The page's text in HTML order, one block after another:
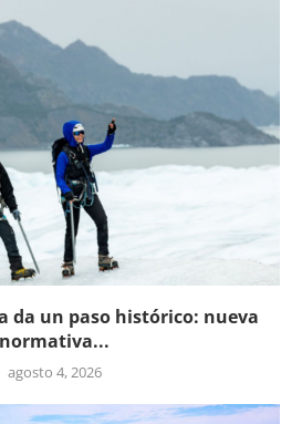
da un paso histórico: nueva
normativa...
agosto 4, 2026